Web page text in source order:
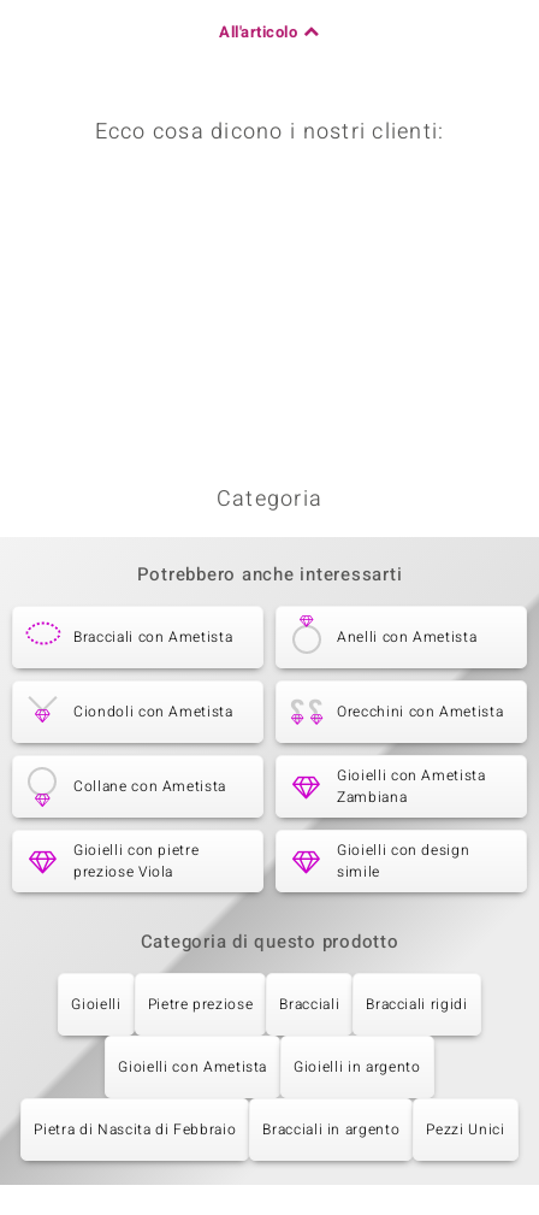
All'articolo
Ecco cosa dicono i nostri clienti:
Categoria
Potrebbero anche interessarti
Bracciali con Ametista Anelli con Ametista
Ciondoli con Ametista Orecchini con Ametista
Collane con Ametista
Gioielli con Ametista
Zambiana
Gioielli con pietre
preziose Viola
Gioielli con design
simile
Categoria di questo prodotto
Gioielli Pietre preziose Bracciali Bracciali rigidi
Gioielli con Ametista Gioielli in argento
Pietra di Nascita di Febbraio Bracciali in argento Pezzi Unici